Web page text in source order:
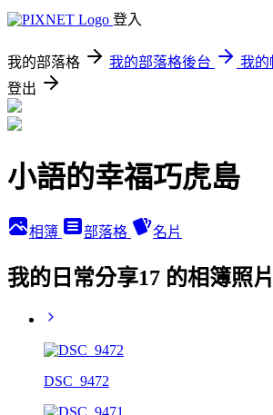
登入
我的部落格 我的部落格後台
我的
登出
小語的幸福巧虎島
相簿 部落格 名片
我的日常分享17 的相簿照片
DSC_9472